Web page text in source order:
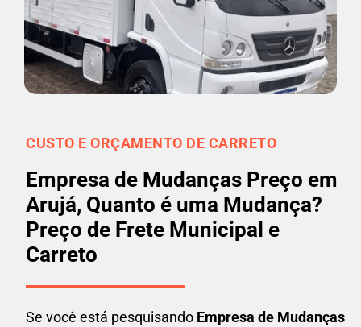
CUSTO E ORÇAMENTO DE CARRETO
Empresa de Mudanças Preço em
Arujá, Quanto é uma Mudança?
Preço de Frete Municipal e
Carreto
Se você está pesquisando Empresa de Mudanças